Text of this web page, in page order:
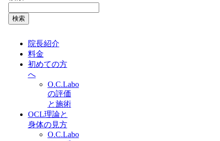
検索
院長紹介
料金
初めての方
へ
O.C.Labo
の評価
と施術
OCL理論と
身体の見方
O.C.Labo